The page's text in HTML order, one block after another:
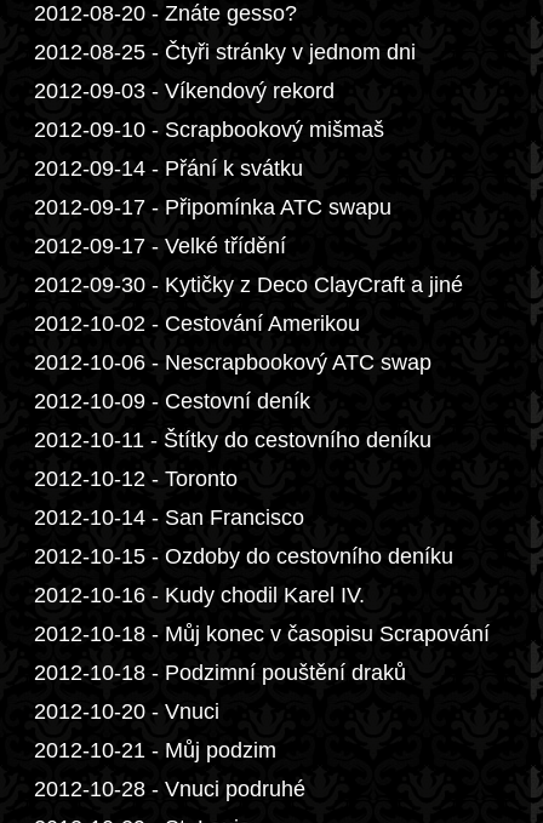
2012-08-20 - Znáte gesso?
2012-08-25 - Čtyři stránky v jednom dni
2012-09-03 - Víkendový rekord
2012-09-10 - Scrapbookový mišmaš
2012-09-14 - Přání k svátku
2012-09-17 - Připomínka ATC swapu
2012-09-17 - Velké třídění
2012-09-30 - Kytičky z Deco ClayCraft a jiné
2012-10-02 - Cestování Amerikou
2012-10-06 - Nescrapbookový ATC swap
2012-10-09 - Cestovní deník
2012-10-11 - Štítky do cestovního deníku
2012-10-12 - Toronto
2012-10-14 - San Francisco
2012-10-15 - Ozdoby do cestovního deníku
2012-10-16 - Kudy chodil Karel IV.
2012-10-18 - Můj konec v časopisu Scrapování
2012-10-18 - Podzimní pouštění draků
2012-10-20 - Vnuci
2012-10-21 - Můj podzim
2012-10-28 - Vnuci podruhé